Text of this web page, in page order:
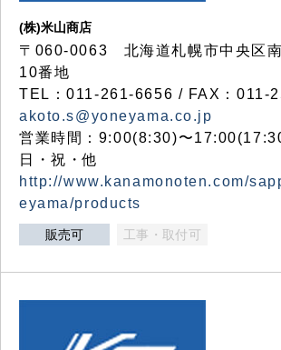
(株)米山商店
〒060-0063 北海道札幌市中央区南
10番地
TEL：011-261-6656 / FAX：011-
akoto.s@yoneyama.co.jp
営業時間：9:00(8:30)〜
日・祝・他
http://www.kanamonoten.com/
eyama/products
販売可 工事・取付可